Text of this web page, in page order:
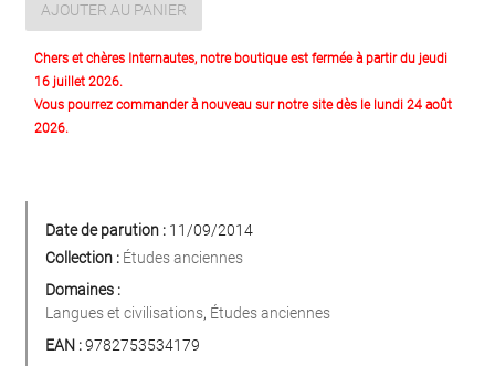
AJOUTER AU PANIER
Chers et chères Internautes, notre boutique est fermée à partir du jeudi
16 juillet 2026.
Vous pourrez commander à nouveau sur notre site dès le lundi 24 août
2026.
Date de parution : 11/09/2014
Collection : Études anciennes
Domaines :
Langues et civilisations, Études anciennes
EAN :9782753534179